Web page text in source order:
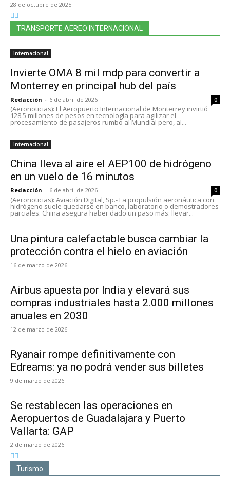
28 de octubre de 2025
TRANSPORTE AEREO INTERNACIONAL
Internacional
Invierte OMA 8 mil mdp para convertir a
Monterrey en principal hub del país
Redacción - 6 de abril de 2026 0
(Aeronoticias): El Aeropuerto Internacional de Monterrey invirtió
128.5 millones de pesos en tecnología para agilizar el
procesamiento de pasajeros rumbo al Mundial pero, al...
Internacional
China lleva al aire el AEP100 de hidrógeno
en un vuelo de 16 minutos
Redacción - 6 de abril de 2026 0
(Aeronoticias): Aviación Digital, Sp.- La propulsión aeronáutica con
hidrógeno suele quedarse en banco, laboratorio o demostradores
parciales. China asegura haber dado un paso más: llevar...
Una pintura calefactable busca cambiar la
protección contra el hielo en aviación
16 de marzo de 2026
Airbus apuesta por India y elevará sus
compras industriales hasta 2.000 millones
anuales en 2030
12 de marzo de 2026
Ryanair rompe definitivamente con
Edreams: ya no podrá vender sus billetes
9 de marzo de 2026
Se restablecen las operaciones en
Aeropuertos de Guadalajara y Puerto
Vallarta: GAP
2 de marzo de 2026
Turismo